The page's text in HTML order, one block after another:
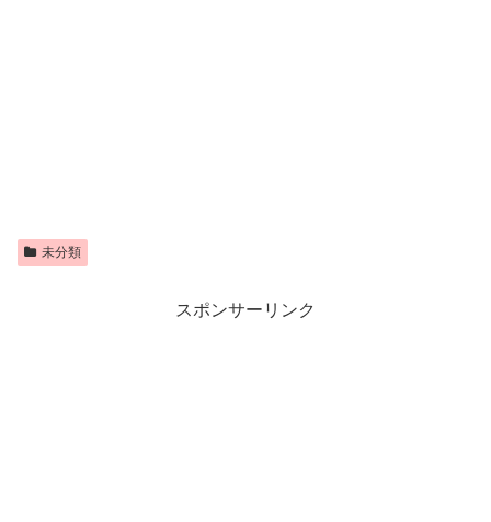
未分類
スポンサーリンク